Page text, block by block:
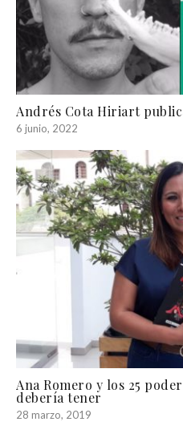
Andrés Cota Hiriart
6 junio, 2022
Ana Romero y los 25
debería tener
28 marzo, 2019